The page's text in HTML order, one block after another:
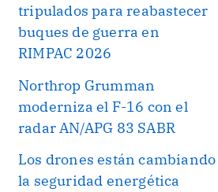
tripulados para reabastecer
buques de guerra en
RIMPAC 2026
Northrop Grumman
moderniza el F-16 con el
radar AN/APG 83 SABR
Los drones están cambiando
la seguridad energética